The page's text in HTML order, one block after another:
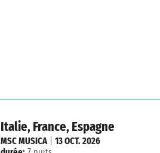
Italie, France, Espagne
MSC MUSICA| 13 OCT. 2026